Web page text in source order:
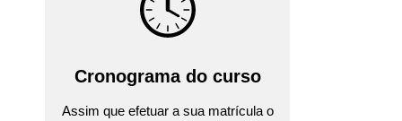
Cronograma do curso
Assim que efetuar a sua matrícula o